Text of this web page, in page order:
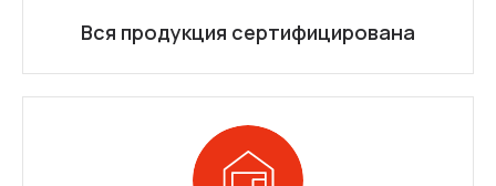
Вся продукция сертифицирована